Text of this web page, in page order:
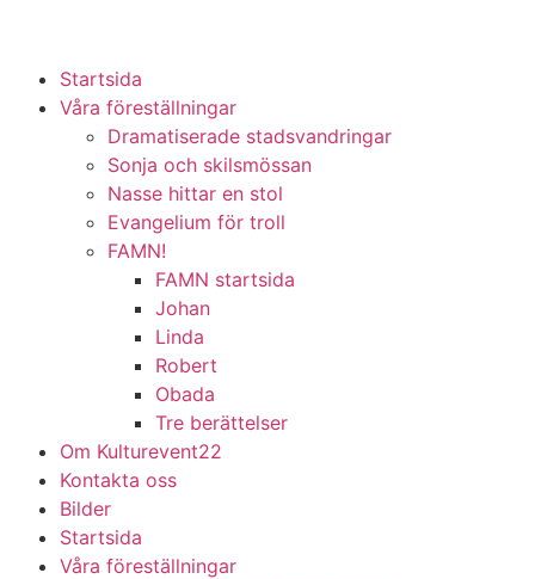
Startsida
Våra föreställningar
Dramatiserade stadsvandringar
Sonja och skilsmössan
Nasse hittar en stol
Evangelium för troll
FAMN!
FAMN startsida
Johan
Linda
Robert
Obada
Tre berättelser
Om Kulturevent22
Kontakta oss
Bilder
Startsida
Våra föreställningar